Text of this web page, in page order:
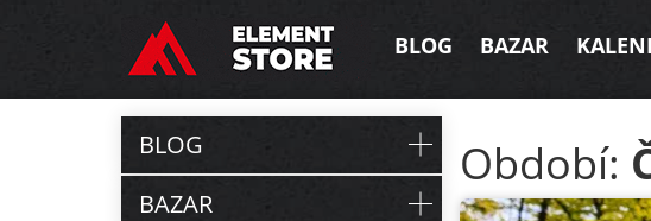
BLOG BAZAR
Období:
BLOG
BAZAR